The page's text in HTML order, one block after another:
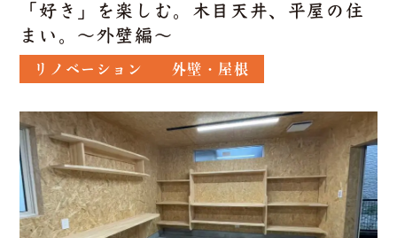
「好き」を楽しむ。木目天井、平屋の住
まい。～外壁編～
リノベーション 外壁・屋根